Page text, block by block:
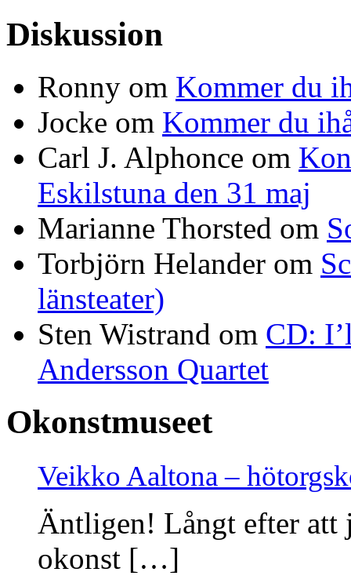
Diskussion
Ronny om Kommer du
Jocke om Kommer du
Carl J. Alphonce om
Eskilstuna den 31 maj
Marianne Thorsted om
Torbjörn Helander om
länsteater)
Sten Wistrand om CD:
Andersson Quartet
Okonstmuseet
Veikko Aaltona –
Äntligen! Långt efter att
okonst […]